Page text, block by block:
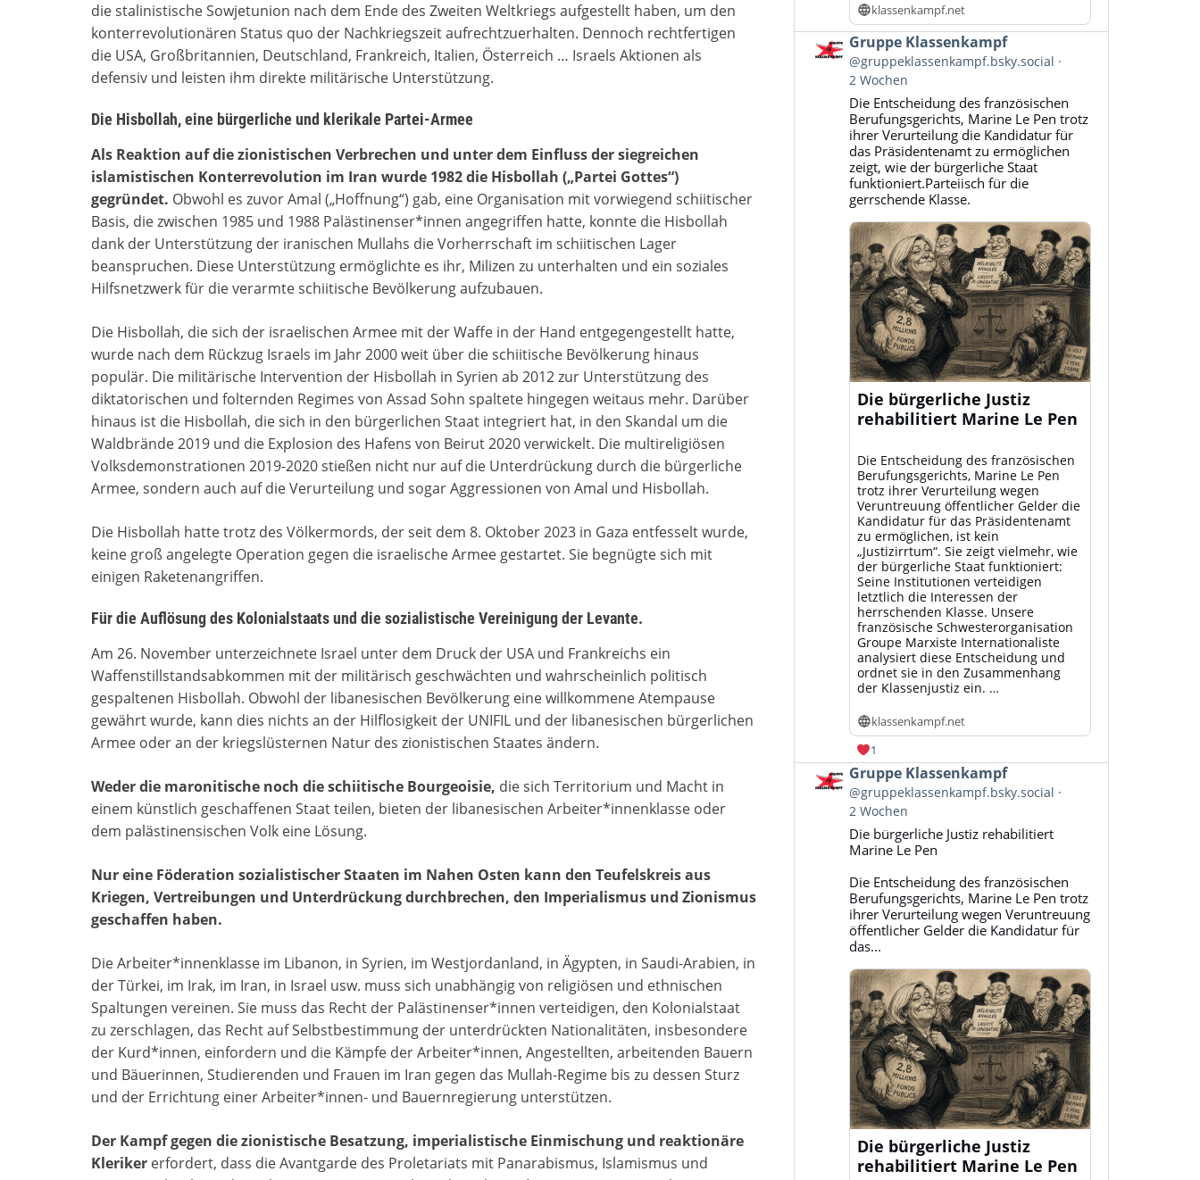
die stalinistische Sowjetunion nach dem Ende des Zweiten Weltkriegs aufgestellt haben, um den
konterrevolutionären Status quo der Nachkriegszeit aufrechtzuerhalten. Dennoch rechtfertigen
die USA, Großbritannien, Deutschland, Frankreich, Italien, Österreich … Israels Aktionen als
defensiv und leisten ihm direkte militärische Unterstützung.
Die Hisbollah, eine bürgerliche und klerikale Partei-Armee
Als Reaktion auf die zionistischen Verbrechen und unter dem Einfluss der siegreichen
islamistischen Konterrevolution im Iran wurde 1982 die Hisbollah („Partei Gottes“)
gegründet. Obwohl es zuvor Amal („Hoffnung“) gab, eine Organisation mit vorwiegend schiitischer
Basis, die zwischen 1985 und 1988 Palästinenser*innen angegriffen hatte, konnte die Hisbollah
dank der Unterstützung der iranischen Mullahs die Vorherrschaft im schiitischen Lager
beanspruchen. Diese Unterstützung ermöglichte es ihr, Milizen zu unterhalten und ein soziales
Hilfsnetzwerk für die verarmte schiitische Bevölkerung aufzubauen.
Die Hisbollah, die sich der israelischen Armee mit der Waffe in der Hand entgegengestellt hatte,
wurde nach dem Rückzug Israels im Jahr 2000 weit über die schiitische Bevölkerung hinaus
populär. Die militärische Intervention der Hisbollah in Syrien ab 2012 zur Unterstützung des
diktatorischen und folternden Regimes von Assad Sohn spaltete hingegen weitaus mehr. Darüber
hinaus ist die Hisbollah, die sich in den bürgerlichen Staat integriert hat, in den Skandal um die
Waldbrände 2019 und die Explosion des Hafens von Beirut 2020 verwickelt. Die multireligiösen
Volksdemonstrationen 2019-2020 stießen nicht nur auf die Unterdrückung durch die bürgerliche
Armee, sondern auch auf die Verurteilung und sogar Aggressionen von Amal und Hisbollah.
Die Hisbollah hatte trotz des Völkermords, der seit dem 8. Oktober 2023 in Gaza entfesselt wurde,
keine groß angelegte Operation gegen die israelische Armee gestartet. Sie begnügte sich mit
einigen Raketenangriffen.
Für die Auflösung des Kolonialstaats und die sozialistische Vereinigung der Levante.
Am 26. November unterzeichnete Israel unter dem Druck der USA und Frankreichs ein
Waffenstillstandsabkommen mit der militärisch geschwächten und wahrscheinlich politisch
gespaltenen Hisbollah. Obwohl der libanesischen Bevölkerung eine willkommene Atempause
gewährt wurde, kann dies nichts an der Hilflosigkeit der UNIFIL und der libanesischen bürgerlichen
Armee oder an der kriegslüsternen Natur des zionistischen Staates ändern.
Weder die maronitische noch die schiitische Bourgeoisie, die sich Territorium und Macht in
einem künstlich geschaffenen Staat teilen, bieten der libanesischen Arbeiter*innenklasse oder
dem palästinensischen Volk eine Lösung.
Nur eine Föderation sozialistischer Staaten im Nahen Osten kann den Teufelskreis aus
Kriegen, Vertreibungen und Unterdrückung durchbrechen, den Imperialismus und Zionismus
geschaffen haben.
Die Arbeiter*innenklasse im Libanon, in Syrien, im Westjordanland, in Ägypten, in Saudi-Arabien, in
der Türkei, im Irak, im Iran, in Israel usw. muss sich unabhängig von religiösen und ethnischen
Spaltungen vereinen. Sie muss das Recht der Palästinenser*innen verteidigen, den Kolonialstaat
zu zerschlagen, das Recht auf Selbstbestimmung der unterdrückten Nationalitäten, insbesondere
der Kurd*innen, einfordern und die Kämpfe der Arbeiter*innen, Angestellten, arbeitenden Bauern
und Bäuerinnen, Studierenden und Frauen im Iran gegen das Mullah-Regime bis zu dessen Sturz
und der Errichtung einer Arbeiter*innen- und Bauernregierung unterstützen.
Der Kampf gegen die zionistische Besatzung, imperialistische Einmischung und reaktionäre
Kleriker erfordert, dass die Avantgarde des Proletariats mit Panarabismus, Islamismus und
klassenkampf.net
Beitrag
von
Gruppe
Klassenkampf
Bluesky
ansehen
Gruppe Klassenkampf
@gruppeklassenkampf.bsky.social
2 Wochen
Die Entscheidung des französischen
Berufungsgerichts, Marine Le Pen trotz
ihrer Verurteilung die Kandidatur für
das Präsidentenamt zu ermöglichen
zeigt, wie der bürgerliche Staat
funktioniert.Parteiisch für die
gerrschende Klasse.
Die bürgerliche Justiz
rehabilitiert Marine Le Pen
Die Entscheidung des französischen
Berufungsgerichts, Marine Le Pen
trotz ihrer Verurteilung wegen
Veruntreuung öffentlicher Gelder die
Kandidatur für das Präsidentenamt
zu ermöglichen, ist kein
„Justizirrtum“. Sie zeigt vielmehr, wie
der bürgerliche Staat funktioniert:
Seine Institutionen verteidigen
letztlich die Interessen der
herrschenden Klasse. Unsere
französische Schwesterorganisation
Groupe Marxiste Internationaliste
analysiert diese Entscheidung und
ordnet sie in den Zusammenhang
der Klassenjustiz ein. …
klassenkampf.net
1
Beitrag
von
Gruppe
Klassenkampf
Bluesky
ansehen
Gruppe Klassenkampf
@gruppeklassenkampf.bsky.social
2 Wochen
Die bürgerliche Justiz rehabilitiert
Marine Le Pen
Die Entscheidung des französischen
Berufungsgerichts, Marine Le Pen trotz
ihrer Verurteilung wegen Veruntreuung
öffentlicher Gelder die Kandidatur für
das...
Die bürgerliche Justiz
rehabilitiert Marine Le Pen